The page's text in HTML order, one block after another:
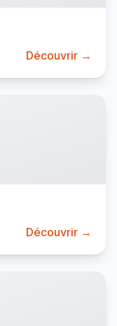
Découvrir →
Découvrir →